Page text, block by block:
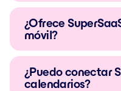
¿Ofrece
móvil?
¿Puedo conectar
calendarios?